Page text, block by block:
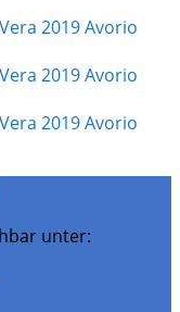
unter: